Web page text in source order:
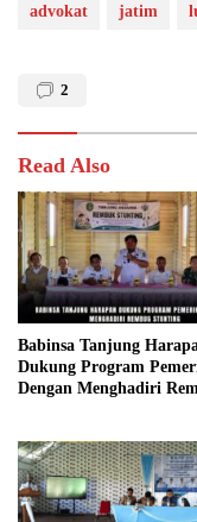
advokat jatim
2
Read Also
Babinsa Tanjung
Dukung Program
Dengan Menghadiri